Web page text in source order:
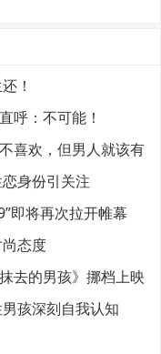
！
呼：不可能！
喜欢，但男人就该有
身份引关注
即将再次拉开帷幕
态度
去的男孩》挪档上映
孩深刻自我认知